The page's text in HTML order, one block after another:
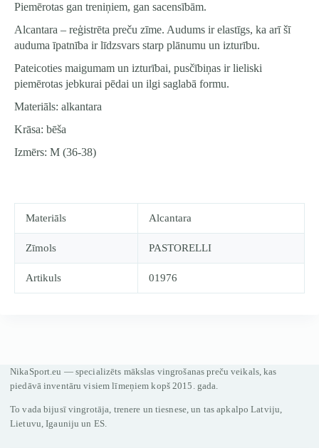
Piemērotas gan treniņiem, gan sacensībām.
Alcantara – reģistrēta preču zīme. Audums ir elastīgs, ka arī šī
auduma īpatnība ir līdzsvars starp plānumu un izturību.
Pateicoties maigumam un izturībai, pusčībiņas ir lieliski
piemērotas jebkurai pēdai un ilgi saglabā formu.
Materiāls: alkantara
Krāsa: bēša
Izmērs: M (36-38)
Materiāls Alcantara
Zīmols PASTORELLI
Artikuls 01976
NikaSport.eu — specializēts mākslas vingrošanas preču veikals, kas
piedāvā inventāru visiem līmeņiem kopš 2015. gada.
To vada bijusī vingrotāja, trenere un tiesnese, un tas apkalpo Latviju,
Lietuvu, Igauniju un ES.